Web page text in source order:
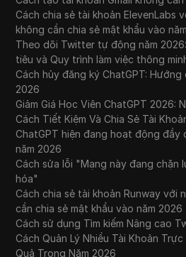
Cách chia sẻ tài khoản ElevenLabs
không cần chia sẻ mật khẩu vào
Theo dõi Twitter tự động năm
tiêu và Quy trình làm việc thông
Cách hủy đăng ký ChatGPT:
2026
Giảm Giá Học Viên ChatGPT 2026:
Cách Tiết Kiệm Và Chia Sẻ Tài
ChatGPT hiện đang hoạt động đầy
năm 2026
Cách sửa lỗi "Mạng này đang chặn
hóa"
Cách chia sẻ tài khoản Runway với
cần chia sẻ mật khẩu vào năm 2026
Cách sử dụng Tìm kiếm Nâng cao
Cách Quản Lý Nhiều Tài Khoản
Quả Trong Năm 2026